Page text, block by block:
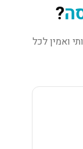
?
ואמין לכל